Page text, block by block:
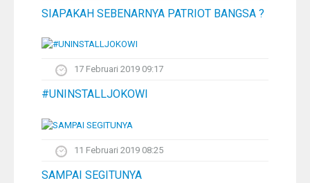
SIAPAKAH SEBENARNYA PATRIOT BANGSA ?
17 Februari 2019 09:17
#UNINSTALLJOKOWI
11 Februari 2019 08:25
SAMPAI SEGITUNYA